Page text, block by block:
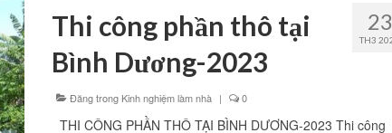
23
TH3
Thi công phần thô tại
Bình Dương-2023
Đăng trong Kinh nghiệm làm nhà | 0
THI CÔNG PHẦN THÔ TẠI BÌNH DƯƠNG-2023 Thi công